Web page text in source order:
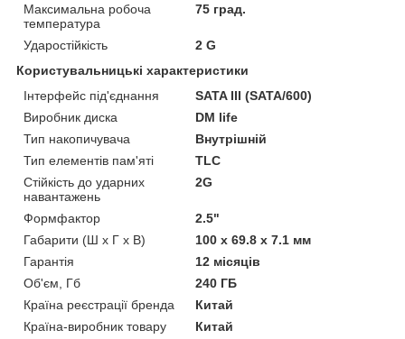
Максимальна робоча
температура
75 град.
Ударостійкість
2 G
Користувальницькі характеристики
Інтерфейс під'єднання
SATA III (SATA/600)
Виробник диска
DM life
Тип накопичувача
Внутрішній
Тип елементів пам'яті
TLC
Стійкість до ударних
навантажень
2G
Формфактор
2.5"
Габарити (Ш х Г х В)
100 х 69.8 х 7.1 мм
Гарантія
12 місяців
Об'єм, Гб
240 ГБ
Країна реєстрації бренда
Китай
Країна-виробник товару
Китай